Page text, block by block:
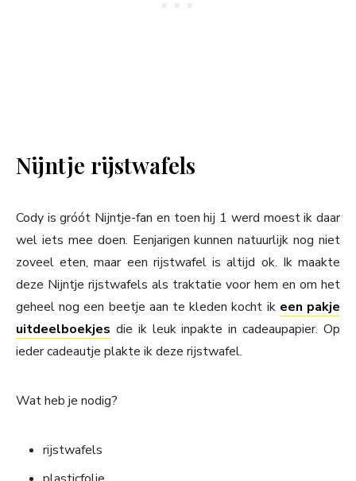
Nijntje rijstwafels
Cody is gróót Nijntje-fan en toen hij 1 werd moest ik daar
wel iets mee doen. Eenjarigen kunnen natuurlijk nog niet
zoveel eten, maar een rijstwafel is altijd ok. Ik maakte
deze Nijntje rijstwafels als traktatie voor hem en om het
geheel nog een beetje aan te kleden kocht ik een pakje
uitdeelboekjes die ik leuk inpakte in cadeaupapier. Op
ieder cadeautje plakte ik deze rijstwafel.
Wat heb je nodig?
rijstwafels